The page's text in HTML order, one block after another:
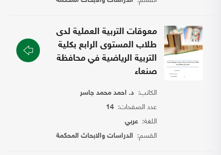
معوقات التربية العملية لدى
طلاب المستوى الرابع بكلية
التربية الرياضية في محافظة
صنعاء
الكاتب: د. احمد محمد جاسر
عدد الصفحات:14
اللغة:عربي
القسم: الدراسات والابحاث المحكمة